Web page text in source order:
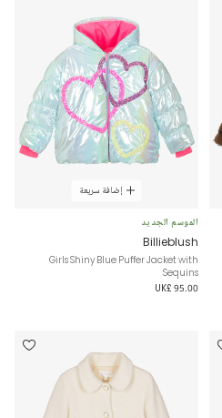
إضافة سريعة
الموسم الجديد
Billieblush
Girls Shiny Blue Puffer Jacket with
Sequins
UK£ 95.00